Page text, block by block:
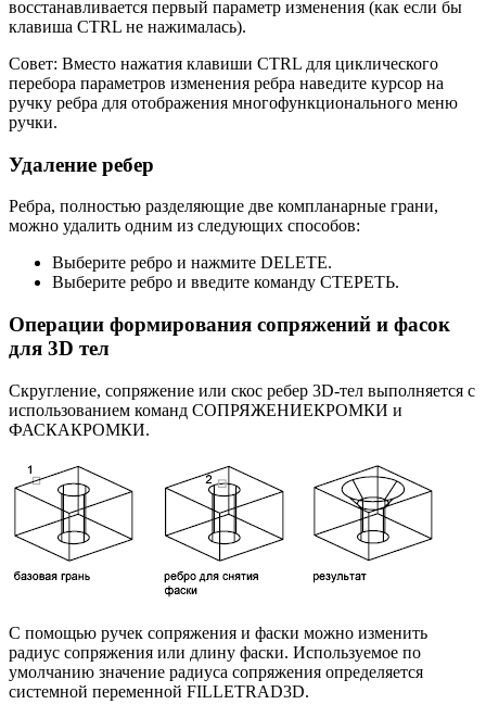
восстанавливается первый параметр изменения (как если бы
клавиша CTRL не нажималась).
Совет: Вместо нажатия клавиши CTRL для циклического
перебора параметров изменения ребра наведите курсор на
ручку ребра для отображения многофункционального меню
ручки.
Удаление ребер
Ребра, полностью разделяющие две компланарные грани,
можно удалить одним из следующих способов:
Выберите ребро и нажмите DELETE.
Выберите ребро и введите команду СТЕРЕТЬ.
Операции формирования сопряжений и фасок
для 3D тел
Скругление, сопряжение или скос ребер 3D-тел выполняется с
использованием команд СОПРЯЖЕНИЕКРОМКИ и
ФАСКАКРОМКИ.
С помощью ручек сопряжения и фаски можно изменить
радиус сопряжения или длину фаски. Используемое по
умолчанию значение радиуса сопряжения определяется
системной переменной FILLETRAD3D.